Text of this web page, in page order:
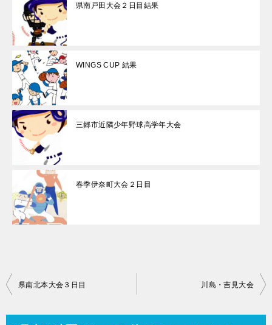
県南戸田大会２日目結果
WINGS CUP 結果
三郷市近隣少年野球高学年大会
春季伊奈町大会２日目
投
県南北本大会３日目 川島・吉見大会